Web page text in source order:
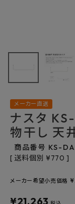
SG 室内物干し 天
井取付タイプ
(税込)
FAX注文
カテゴリーから選ぶ
メーカーから選ぶ
ご利用ガイド
メーカー直送
ナスタ
物干し 天
商品番号 KS-
送料個別 ¥770
メーカー希望小売価格 ¥
¥21,263